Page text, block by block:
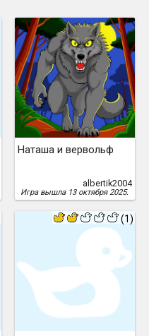
Наташа и вервольф
albertik2004
Игра вышла 13 октября 2025.
(1)